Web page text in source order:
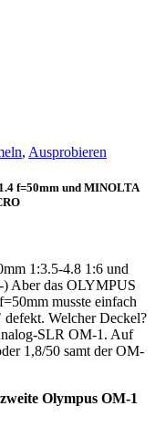
, Ausprobieren
f=50mm und MINOLTA
1:3.5-4.8 1:6 und
Aber das OLYMPUS
musste einfach
Welcher Deckel?
SLR OM-1. Auf
1,8/50 samt der OM-
Olympus OM-1